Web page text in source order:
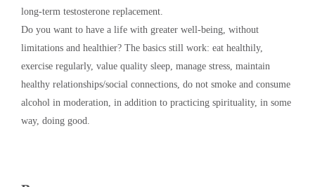
long-term testosterone replacement.
Do you want to have a life with greater well-being, without
limitations and healthier? The basics still work: eat healthily,
exercise regularly, value quality sleep, manage stress, maintain
healthy relationships/social connections, do not smoke and consume
alcohol in moderation, in addition to practicing spirituality, in some
way, doing good.